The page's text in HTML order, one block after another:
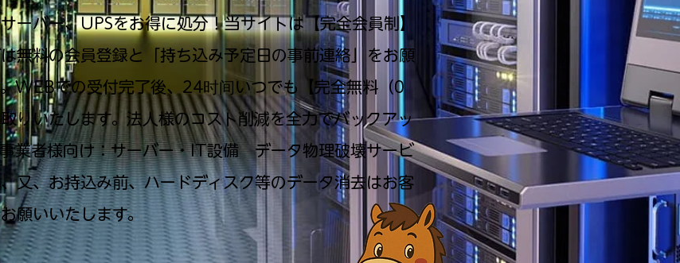
ーバー、UPSをお得に処分！当サイトは【完全会員制】
無料の会員登録と「持ち込み予定日の事前連絡」をお願
WEBでの受付完了後、24时间いつでも【完全無料（0
りいたします。法人様のコスト削減を全力でバックアッ
業者様向け：サーバー・IT設備 データ物理破壊サービ
又、お持込み前、ハードディスク等のデータ消去はお客
願いいたします。